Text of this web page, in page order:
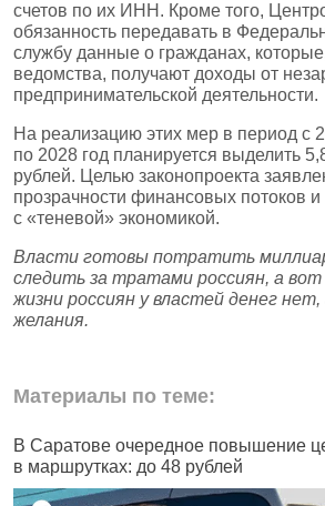
счетов по их ИНН. Кроме того,
обязанность передавать в
службу данные о гражданах,
ведомства, получают доходы от
предпринимательской деятельности.
На реализацию этих мер в период с
по 2028 год планируется выделить
рублей. Целью законопроекта
прозрачности финансовых потоков и
с «теневой» экономикой.
Власти готовы потратить
следить за тратами россиян, а вот
жизни россиян у властей денег
желания.
Материалы по теме:
В Саратове очередное повышение
в маршрутках: до 48 рублей